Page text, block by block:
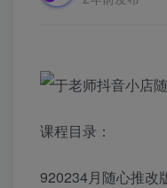
课程目录：
920234月随心推改